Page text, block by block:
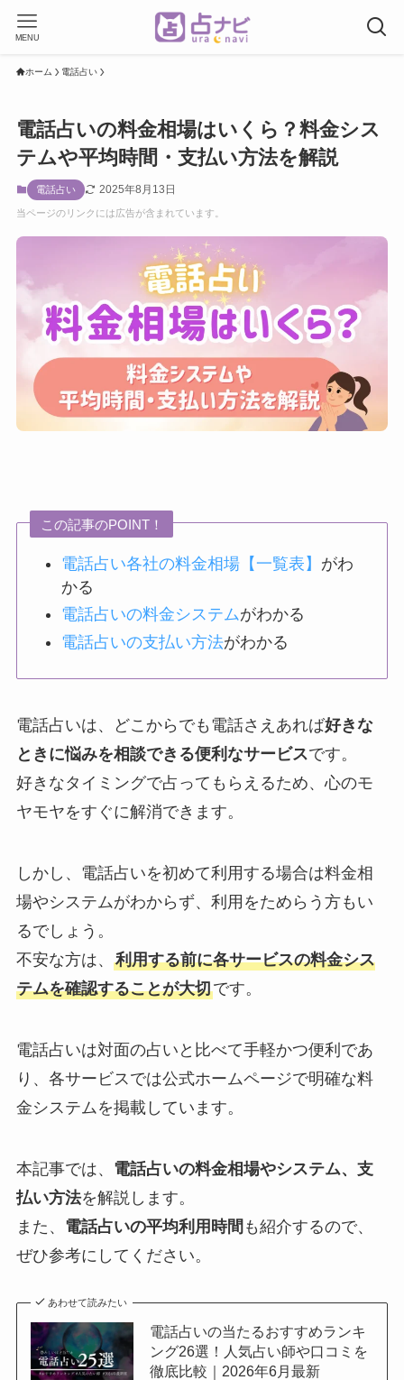
MENU
ホーム 電話占い
電話占いの料金相場はいくら？料金シス
テムや平均時間・支払い方法を解説
電話占い 2025年8月13日
当ページのリンクには広告が含まれています。
この記事のPOINT！
電話占い各社の料金相場【一覧表】 がわ
かる
電話占いの料金システムがわかる
電話占いの支払い方法がわかる
電話占いは、どこからでも電話さえあれば好きな
ときに悩みを相談できる便利なサービスです。
好きなタイミングで占ってもらえるため、心のモ
ヤモヤをすぐに解消できます。
しかし、電話占いを初めて利用する場合は料金相
場やシステムがわからず、利用をためらう方もい
るでしょう。
不安な方は、 利用する前に各サービスの料金シス
テムを確認することが大切です。
電話占いは対面の占いと比べて手軽かつ便利であ
り、各サービスでは公式ホームページで明確な料
金システムを掲載しています。
本記事では、 電話占いの料金相場やシステム、支
払い方法を解説します。
また、 電話占いの平均利用時間 も紹介するので、
ぜひ参考にしてください。
あわせて読みたい
電話占いの当たるおすすめランキ
ング26選！人気占い師や口コミを
徹底比較｜2026年6月最新